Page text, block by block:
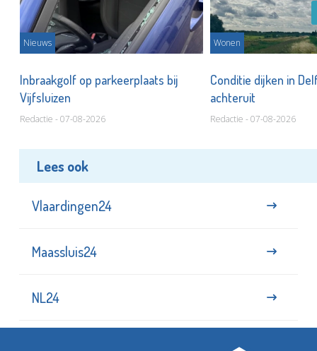
Nieuws
Inbraakgolf op parkeerplaats bij
Vijfsluizen
Redactie - 07-08-2026
Wonen
Conditie dijken in
achteruit
Redactie - 07-08-2026
Lees ook
Vlaardingen24
Maassluis24
NL24